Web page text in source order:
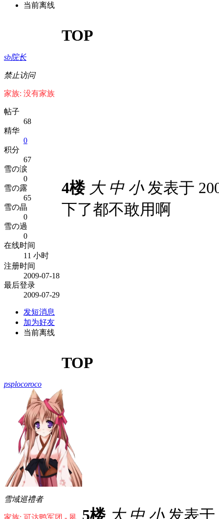
当前离线
TOP
sb院长
禁止访问
家族: 没有家族
帖子
68
精华
0
积分
67
雪の涙
0
雪の露
65
雪の晶
0
雪の過
0
在线时间
11 小时
注册时间
2009-07-18
最后登录
2009-07-29
发短消息
加为好友
当前离线
4楼 大 中 小发表于
下了都不敢用啊
TOP
psplocoroco
雪域巡禮者
家族: 可达鸭军团 - 夙 5楼 大 中 小发表于